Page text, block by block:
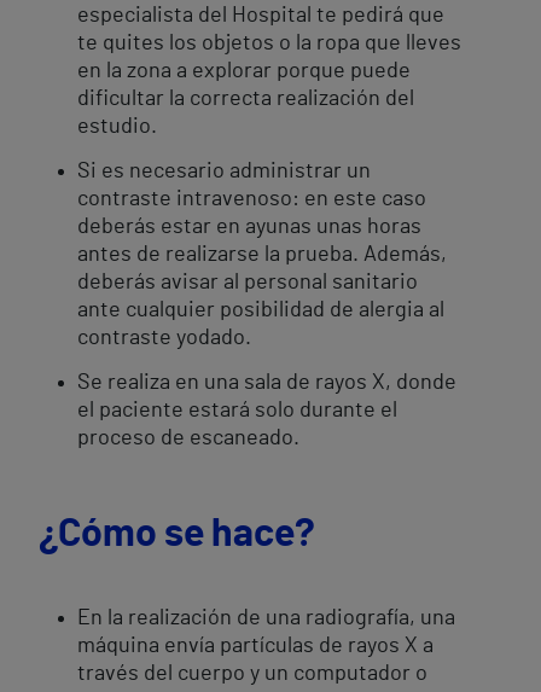
especialista del Hospital te pedirá que
te quites los objetos o la ropa que lleves
en la zona a explorar porque puede
dificultar la correcta realización del
estudio.
Si es necesario administrar un
contraste intravenoso: en este caso
deberás estar en ayunas unas horas
antes de realizarse la prueba. Además,
deberás avisar al personal sanitario
ante cualquier posibilidad de alergia al
contraste yodado.
​Se realiza en una sala de rayos X, donde
el paciente estará solo durante el
proceso de escaneado.
¿Cómo se hace?
En la realización de una radiografía, una
máquina envía partículas de rayos X a
través del cuerpo y un computador o